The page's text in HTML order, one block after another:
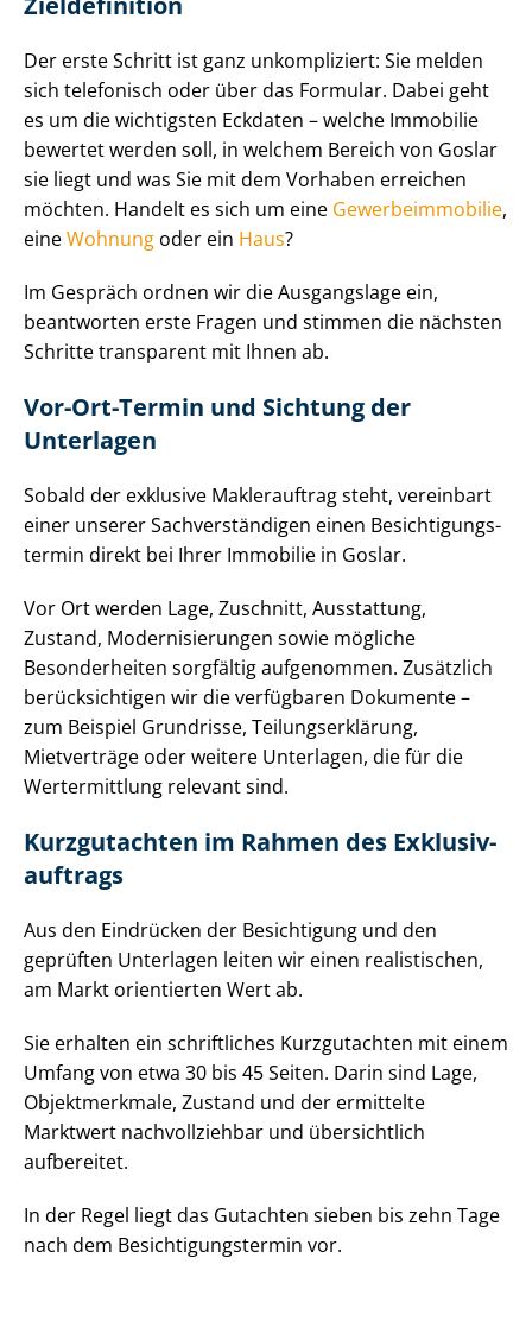
Der erste Schritt ist ganz unkompliziert: Sie melden
sich telefonisch oder über das Formular. Dabei geht
es um die wichtigsten Eckdaten – welche Immobilie
bewertet werden soll, in welchem Bereich von Goslar
sie liegt und was Sie mit dem Vorhaben erreichen
möchten. Handelt es sich um eine Ge­wer­be­im­mo­bi­lie,
eineWohnung oder ein Haus?
Im Gespräch ordnen wir die Ausgangslage ein,
beantworten erste Fragen und stimmen die nächsten
Schritte transparent mit Ihnen ab.
Vor-Ort-Termin und Sichtung der
Unterlagen
Sobald der exklusive Maklerauftrag steht, vereinbart
einer unserer Sach­ver­stän­di­gen einen Be­sich­ti­gungs­
ter­min direkt bei Ihrer Immobilie in Goslar.
Vor Ort werden Lage, Zuschnitt, Ausstattung,
Zustand, Mo­der­ni­sie­run­gen sowie mögliche
Besonderheiten sorgfältig aufgenommen. Zusätzlich
berücksichtigen wir die verfügbaren Dokumente –
zum Beispiel Grundrisse, Tei­lungs­er­klä­rung,
Mietverträge oder weitere Unterlagen, die für die
Wertermittlung relevant sind.
Kurzgutachten im Rahmen des Ex­klu­siv­
auf­trags
Aus den Eindrücken der Besichtigung und den
geprüften Unterlagen leiten wir einen realistischen,
am Markt orientierten Wert ab.
Sie erhalten ein schriftliches Kurzgutachten mit einem
Umfang von etwa 30 bis 45 Seiten. Darin sind Lage,
Objektmerkmale, Zustand und der ermittelte
Marktwert nachvollziehbar und übersichtlich
aufbereitet.
In der Regel liegt das Gutachten sieben bis zehn Tage
nach dem Be­sich­ti­gungs­ter­min vor.